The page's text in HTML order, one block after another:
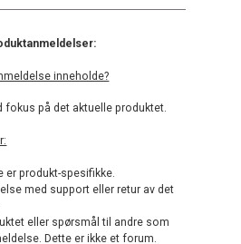
inneholde?
fokus på det aktuelle produktet.
er produkt-spesifikke.
med support eller retur av det
eller spørsmål til andre som
Dette er ikke et forum.